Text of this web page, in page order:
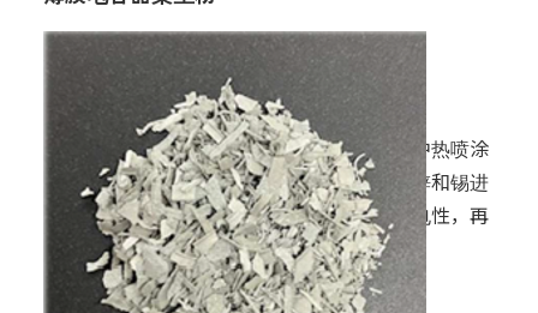
用途：
其他
特点：
回收薄膜电容器制造工序中热喷涂
时的集尘粉，并尝试提取锌和锡进
行再生。锌具有优异的导电性，再
利用可以减少环境负荷。